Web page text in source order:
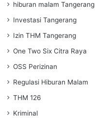
hiburan malam Tangerang
Investasi Tangerang
Izin THM Tangerang
One Two Six Citra Raya
OSS Perizinan
Regulasi Hiburan Malam
THM 126
Kriminal